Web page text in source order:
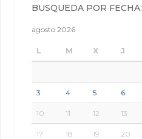
BÚSQUEDA POR FECHA:
agosto 2026
L M X J
3 4 5 6
10 11 12 13
17 18 19 20